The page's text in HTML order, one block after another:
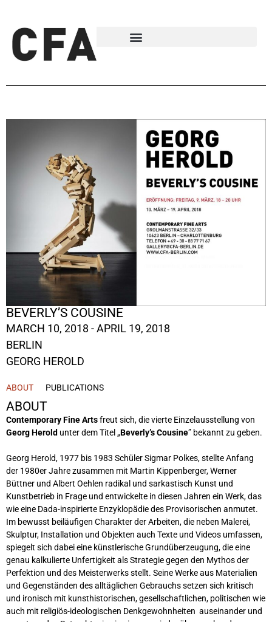
BEVERLY’S COUSINE
MARCH 10, 2018 - APRIL 19, 2018
BERLIN
GEORG HEROLD
ABOUT PUBLICATIONS
ABOUT
Contemporary Fine Artsfreut sich, die vierte Einzelausstellung von
Georg Herold unter dem Titel „Beverly’s Cousine” bekannt zu geben.
Georg Herold, 1977 bis 1983 Schüler Sigmar Polkes, stellte Anfang
der 1980er Jahre zusammen mit Martin Kippenberger, Werner
Büttner und Albert Oehlen radikal und sarkastisch Kunst und
Kunstbetrieb in Frage und entwickelte in diesen Jahren ein Werk, das
wie eine Dada-inspirierte Enzyklopädie des Provisorischen anmutet.
Im bewusst beiläufigen Charakter der Arbeiten, die neben Malerei,
Skulptur, Installation und Objekten auch Texte und Videos umfassen,
spiegelt sich dabei eine künstlerische Grundüberzeugung, die eine
genau kalkulierte Unfertigkeit als Strategie gegen den Mythos der
Perfektion und des Meisterwerks stellt. Seine Werke aus Materialien
und Gegenständen des alltäglichen Gebrauchs setzen sich kritisch
und ironisch mit kunsthistorischen, gesellschaftlichen, politischen wie
auch mit religiös-ideologischen Denkgewohnheiten auseinander und